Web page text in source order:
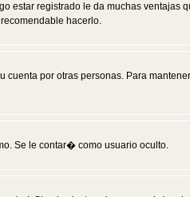
estar registrado le da muchas ventajas
hacerlo.
por otras personas. Para
Se le contar� como usuario oculto.